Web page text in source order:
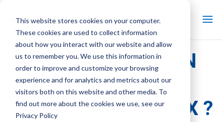
This website stores cookies on your computer.
These cookies are used to collect information
about how you interact with our website and allow
us to remember you. We use this information in
order to improve and customize your browsing
experience and for analytics and metrics about our
visitors both on this website and other media. To
find out more about the cookies we use, see our
Privacy Policy
QUELLE SOLUTION
GEARBOX VOUS
CONVIENT LE MIEUX ?